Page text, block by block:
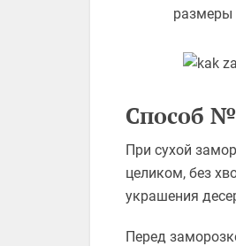
размеры
Способ №
При сухой
целиком, без
украшения
Перед